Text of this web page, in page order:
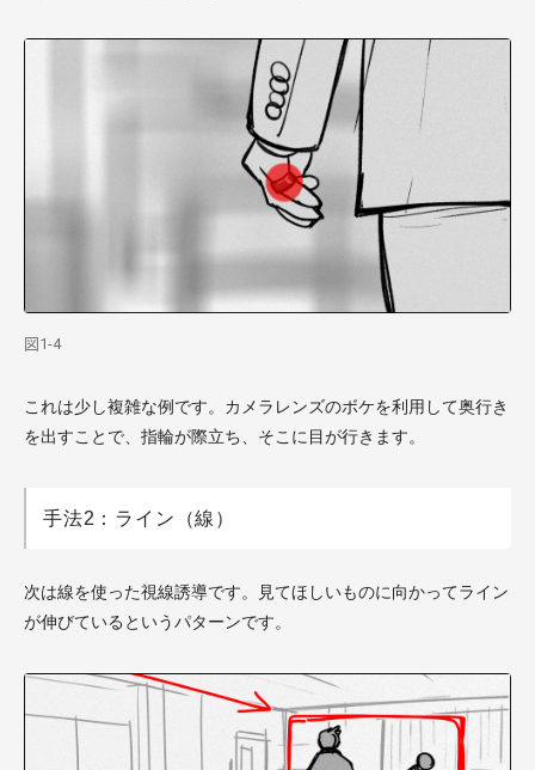
図1-4
これは少し複雑な例です。カメラレンズのボケを利用して奥行き
を出すことで、指輪が際立ち、そこに目が行きます。
手法2：ライン（線）
次は線を使った視線誘導です。見てほしいものに向かってライン
が伸びているというパターンです。